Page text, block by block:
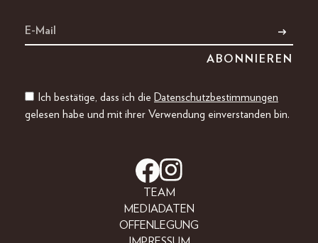
Ich bestätige, dass ich die Datenschutzbestimmungen
gelesen habe und mit ihrer Verwendung einverstanden bin.
TEAM
MEDIADATEN
OFFENLEGUNG